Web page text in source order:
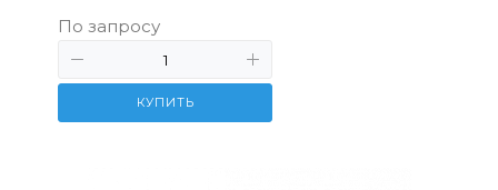
По запросу
КУПИТЬ